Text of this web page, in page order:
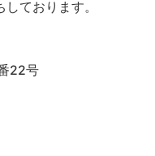
ております。
22号